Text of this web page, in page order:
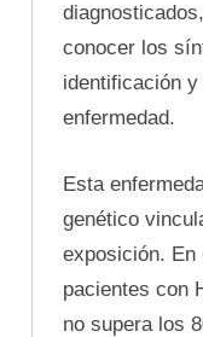
conocer los
identificación
enfermedad.
Esta
genético
exposición. En
pacientes con
no supera los